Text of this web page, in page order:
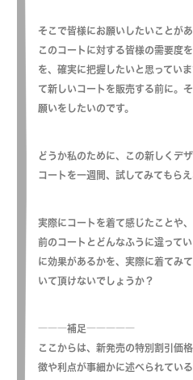
そこで皆様にお願いしたいことがあ
このコートに対する皆様の需要度
を、確実に把握したいと思ってい
て新しいコートを販売する前に。
願いをしたいのです。
どうか私のために、この新しくデ
コートを一週間、試してみてもら
実際にコートを着て感じたこと
前のコートとどんなふうに違って
に効果があるかを、実際に着てみ
いて頂けないでしょうか？
―――補足―――――
ここからは、新発売の特別割引価
徴や利点が事細かに述べられている